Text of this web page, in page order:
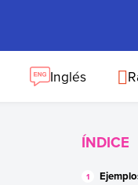
Inglés
ÍNDICE